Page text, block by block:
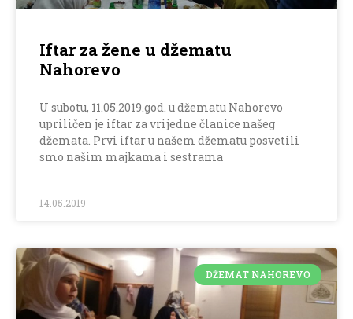
Iftar za žene u džematu
Nahorevo
U subotu, 11.05.2019.god. u džematu Nahorevo
upriličen je iftar za vrijedne članice našeg
džemata. Prvi iftar u našem džematu posvetili
smo našim majkama i sestrama
14.05.2019
DŽEMAT NAHOREVO